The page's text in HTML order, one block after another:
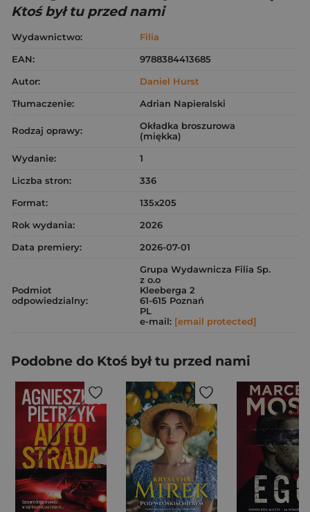
Ktoś był tu przed nami
Wydawnictwo:
Filia
EAN:
9788384413685
Autor:
Daniel Hurst
Tłumaczenie:
Adrian Napieralski
Rodzaj oprawy:
Okładka broszurowa
(miękka)
Wydanie:
1
Liczba stron:
336
Format:
135x205
Rok wydania:
2026
Data premiery:
2026-07-01
Podmiot
odpowiedzialny:
Grupa Wydawnicza Filia Sp.
z o.o
Kleeberga 2
61-615 Poznań
PL
e-mail: [email protected]
Podobne do Ktoś był tu przed nami